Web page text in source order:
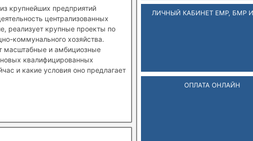
крупнейших предприятий
централизованных
реализует крупные проекты по
коммунального хозяйства.
масштабные и амбициозные
квалифицированных
и какие условия оно предлагает
ЛИЧНЫЙ КАБИНЕТ ЕМР, БМР
ОПЛАТА ОНЛАЙН